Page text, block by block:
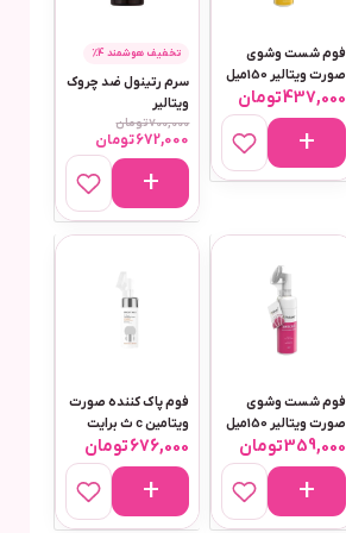
فوم شست وشوی
صورت ویتالیر 150میل
مناسب انواع پوست
مدل ویتامین سی
437,000تومان
تخفیف هوشمند 4٪
سرم رتینول ضد چروک
ویتالیر
700,000تومان
672,000تومان
فوم شست وشوی
صورت ویتالیر 150میل
مناسب پوست حساس
مدل سنسی ویت
359,000تومان
فوم پاک کننده صورت
ویتامین c ث برایت
150 میل برایت مکس
676,000تومان